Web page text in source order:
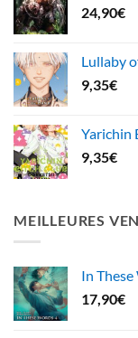
24,90€
Lullaby
9,35€
Yarichin
9,35€
MEILLEURES
In
17,90€